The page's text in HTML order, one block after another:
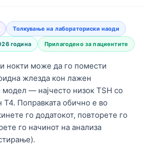
Толкување на лабораториски наоди
година Прилагодено за пациентите
нокти може да го помести
жлезда кон лажен
— најчесто низок TSH со
T4. Поправката обично е во
го додатокот, повторете го
го начинот на анализа